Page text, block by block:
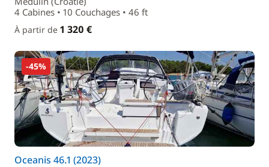
4 Cabines • 10 Couchages • 46 ft
À partir de 1 320 €
-45%
Oceanis 46.1 (2023)